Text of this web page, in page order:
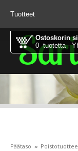
Tuotteet
Ostoskorin
0 tuotetta -
Päätaso ››